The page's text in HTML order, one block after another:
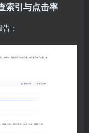
引与点击率
；